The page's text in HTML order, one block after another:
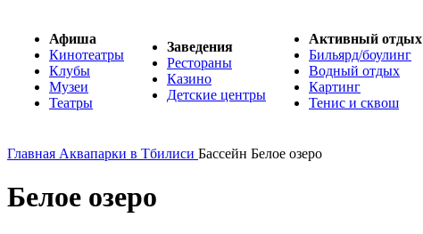
Афиша
Кинотеатры
Клубы
Музеи
Театры
Заведения
Рестораны
Казино
Детские центры
Активный отдых
Бильярд/боулинг
Водный отдых
Картинг
Тенис и сквош
Главная Аквапарки в Тбилиси Бассейн Белое озеро
Белое озеро